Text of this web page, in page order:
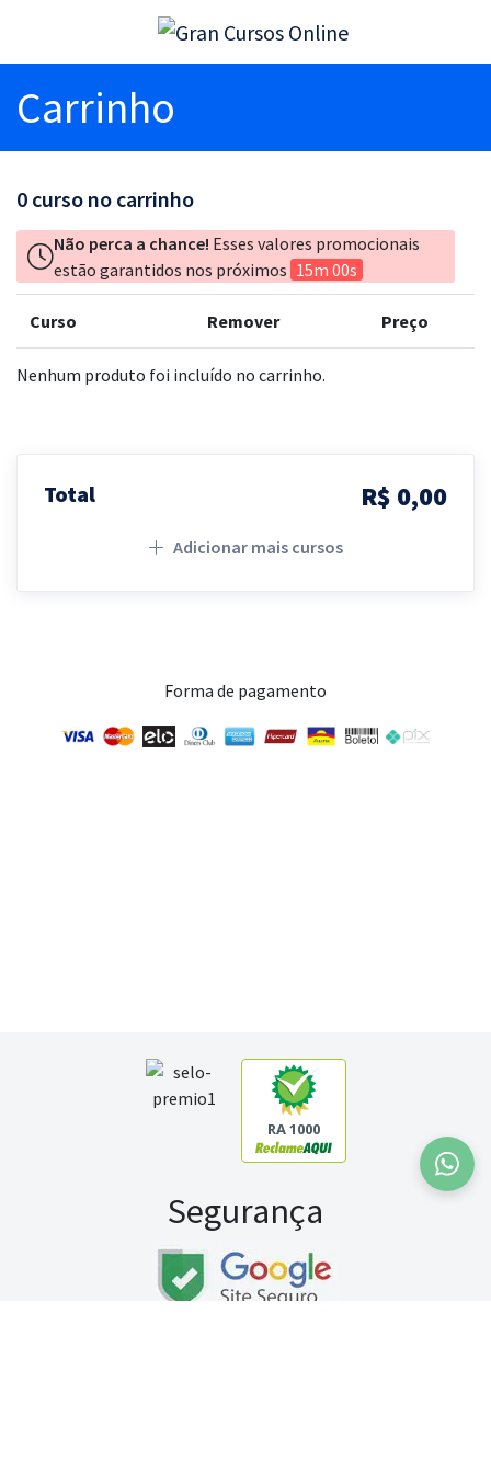
Carrinho
0 curso no carrinho
Não perca a chance! Esses valores promocionais
estão garantidos nos próximos 15m 00s
Curso Remover Preço
Nenhum produto foi incluído no carrinho.
Total R$ 0,00
Adicionar mais cursos
Forma de pagamento
RA 1000
Segurança